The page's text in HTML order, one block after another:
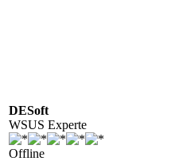
DESoft
WSUS Experte
Offline